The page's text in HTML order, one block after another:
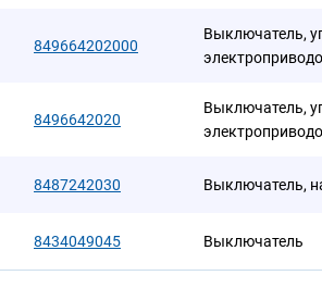
849664202000
Выключатель,
8496642020
Выключатель,
8487242030 Выключатель,
8434049045 Выключатель